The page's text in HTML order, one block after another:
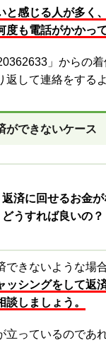
と感じる人が多く
度も電話がかかっ
」からの
返して連絡をする
ができないケース
返済に回せるお金
どうすれば良いの？
できないような場合
ッシングをして返
しましょう。
立っているのであ